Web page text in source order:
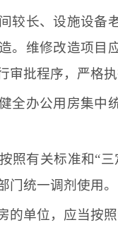
较长、设施设备
。维修改造项目
审批程序，严格
全办公用房集中
照有关标准和“
门统一调剂使用。
的单位，应当按照